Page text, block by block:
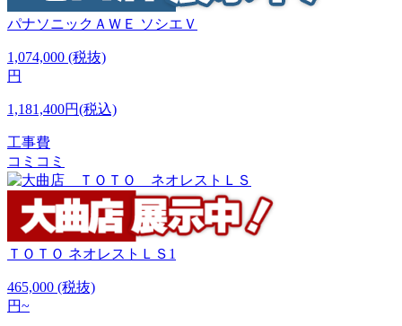
パナソニックＡＷＥ ソシエＶ
1,074,000 (税抜)
円
1,181,400円(税込)
工事費
コミコミ
ＴＯＴＯ ネオレストＬＳ1
465,000 (税抜)
円~